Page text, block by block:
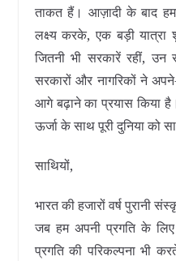
ताकत हैं। आज़ादी के बाद
लक्ष्य करके, एक बड़ी
जितनी भी सरकारें रहीं,
सरकारों और नागरिकों ने
आगे बढ़ाने का प्रयास किया
ऊर्जा के साथ पूरी दुनिया को
साथियों,
भारत की हजारों वर्ष पुरानी
जब हम अपनी प्रगति के
प्रगति की परिकल्पना भी